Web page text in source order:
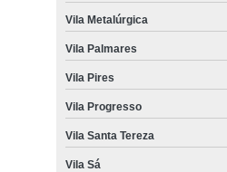
Vila Metalúrgica
Vila Palmares
Vila Pires
Vila Progresso
Vila Santa Tereza
Vila Sá